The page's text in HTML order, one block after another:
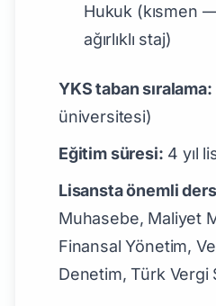
Hukuk (kısmen
ağırlıklı staj)
YKS taban sıralama:
üniversitesi)
Eğitim süresi: 4 yıl
Lisansta önemli
Muhasebe, Maliyet
Finansal Yönetim,
Denetim, Türk Vergi